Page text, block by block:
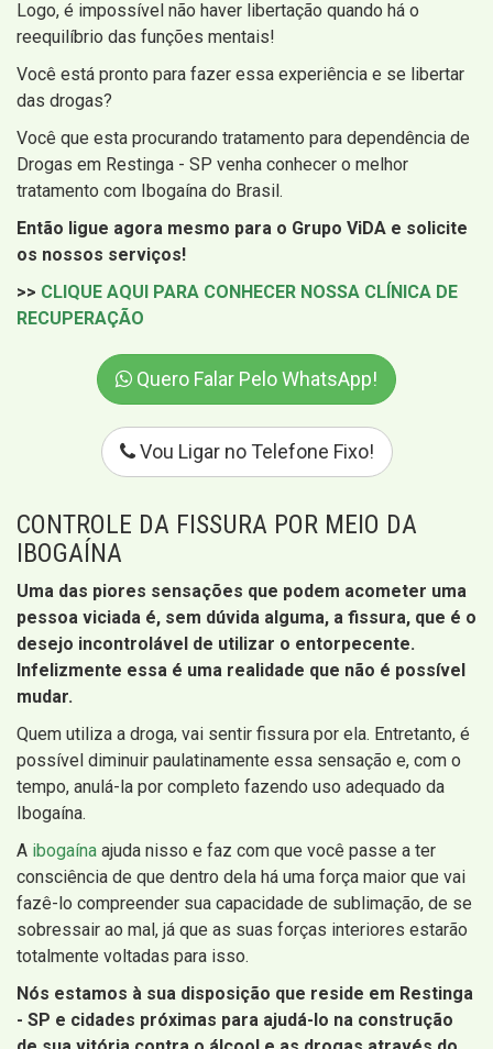
Logo, é impossível não haver libertação quando há o
reequilíbrio das funções mentais!
Você está pronto para fazer essa experiência e se libertar
das drogas?
Você que esta procurando tratamento para dependência de
Drogas em Restinga - SP venha conhecer o melhor
tratamento com Ibogaína do Brasil.
Então ligue agora mesmo para o Grupo ViDA e solicite
os nossos serviços!
>> CLIQUE AQUI PARA CONHECER NOSSA CLÍNICA DE
RECUPERAÇÃO
Quero Falar Pelo WhatsApp!
Vou Ligar no Telefone Fixo!
CONTROLE DA FISSURA POR MEIO DA
IBOGAÍNA
Uma das piores sensações que podem acometer uma
pessoa viciada é, sem dúvida alguma, a fissura, que é o
desejo incontrolável de utilizar o entorpecente.
Infelizmente essa é uma realidade que não é possível
mudar.
Quem utiliza a droga, vai sentir fissura por ela. Entretanto, é
possível diminuir paulatinamente essa sensação e, com o
tempo, anulá-la por completo fazendo uso adequado da
Ibogaína.
A ibogaína ajuda nisso e faz com que você passe a ter
consciência de que dentro dela há uma força maior que vai
fazê-lo compreender sua capacidade de sublimação, de se
sobressair ao mal, já que as suas forças interiores estarão
totalmente voltadas para isso.
Nós estamos à sua disposição que reside em Restinga
- SP e cidades próximas para ajudá-lo na construção